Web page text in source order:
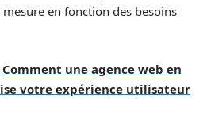
en fonction des besoins
Comment une agence web en
votre expérience utilisateur